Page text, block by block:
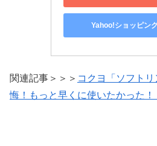
Yahoo!ショッピン
関連記事＞＞＞ コクヨ「ソフト
悔！もっと早くに使いたかった！